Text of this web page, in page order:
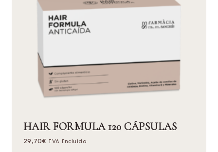
HAIR FORMULA 120 CÁPSULAS
29,70€ IVA Incluido